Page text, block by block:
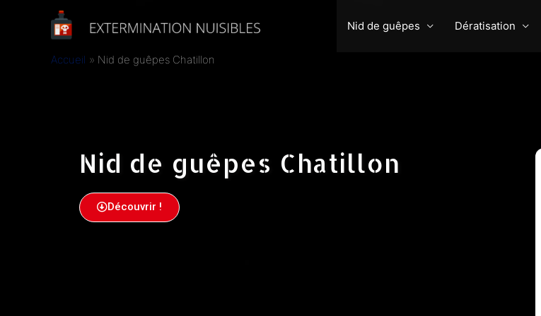
Nid de guêpes Dératisation
Accueil Nid de guêpes Chatillon
Nid de guêpes Chatillon
Découvrir !